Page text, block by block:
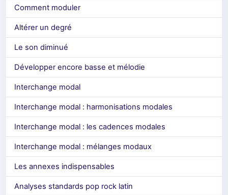
Comment moduler
Altérer un degré
Le son diminué
Développer encore basse et mélodie
Interchange modal
Interchange modal : harmonisations modales
Interchange modal : les cadences modales
Interchange modal : mélanges modaux
Les annexes indispensables
Analyses standards pop rock latin